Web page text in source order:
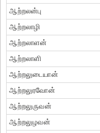
ஆற்றலன்பு
ஆற்றலாழி
ஆற்றலாளன்
ஆற்றலாளி
ஆற்றலுடையான்
ஆற்றலுரவோன்
ஆற்றலுருவன்
ஆற்றலுழவன்